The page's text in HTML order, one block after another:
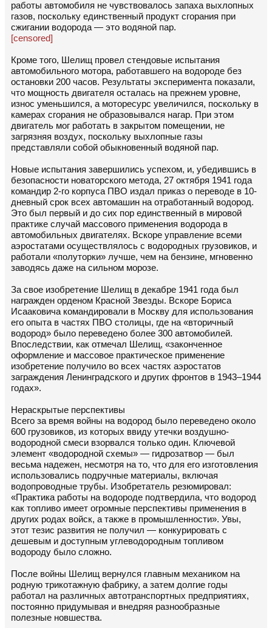
работы автомобиля не чувствовалось запаха выхлопных
газов, поскольку единственный продукт сгорания при
сжигании водорода — это водяной пар.
[censored]
Кроме того, Шелищ провел стендовые испытания
автомобильного мотора, работавшего на водороде без
остановки 200 часов. Результаты эксперимента показали,
что мощность двигателя осталась на прежнем уровне,
износ уменьшился, а моторесурс увеличился, поскольку в
камерах сгорания не образовывался нагар. При этом
двигатель мог работать в закрытом помещении, не
загрязняя воздух, поскольку выхлопные газы
представляли собой обыкновенный водяной пар.
Новые испытания завершились успехом, и, убедившись в
безопасности новаторского метода, 27 октября 1941 года
командир 2-го корпуса ПВО издал приказ о переводе в 10-
дневный срок всех автомашин на отработанный водород.
Это был первый и до сих пор единственный в мировой
практике случай массового применения водорода в
автомобильных двигателях. Вскоре управление всеми
аэростатами осуществлялось с водородных грузовиков, и
работали «полуторки» лучше, чем на бензине, мгновенно
заводясь даже на сильном морозе.
За свое изобретение Шелищ в декабре 1941 года был
награжден орденом Красной Звезды. Вскоре Бориса
Исааковича командировали в Москву для использования
его опыта в частях ПВО столицы, где на «вторичный
водород» было переведено более 300 автомобилей.
Впоследствии, как отмечал Шелищ, «законченное
оформление и массовое практическое применение
изобретение получило во всех частях аэростатов
заграждения Ленинградского и других фронтов в 1943–1944
годах».
Нераскрытые перспективы
Всего за время войны на водород было переведено около
600 грузовиков, из которых ввиду утечки воздушно-
водородной смеси взорвался только один. Ключевой
элемент «водородной схемы» — гидрозатвор — был
весьма надежен, несмотря на то, что для его изготовления
использовались подручные материалы, включая
водопроводные трубы. Изобретатель резюмировал:
«Практика работы на водороде подтвердила, что водород
как топливо имеет огромные перспективы применения в
других родах войск, а также в промышленности». Увы,
этот тезис развития не получил — конкурировать с
дешевым и доступным углеводородным топливом
водороду было сложно.
После войны Шелищ вернулся главным механиком на
родную трикотажную фабрику, а затем долгие годы
работал на различных автотранспортных предприятиях,
постоянно придумывая и внедряя разнообразные
полезные новшества.